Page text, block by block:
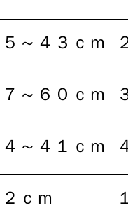
５～４３ｃｍ
７～６０ｃｍ
４～４１ｃｍ
ｃｍ